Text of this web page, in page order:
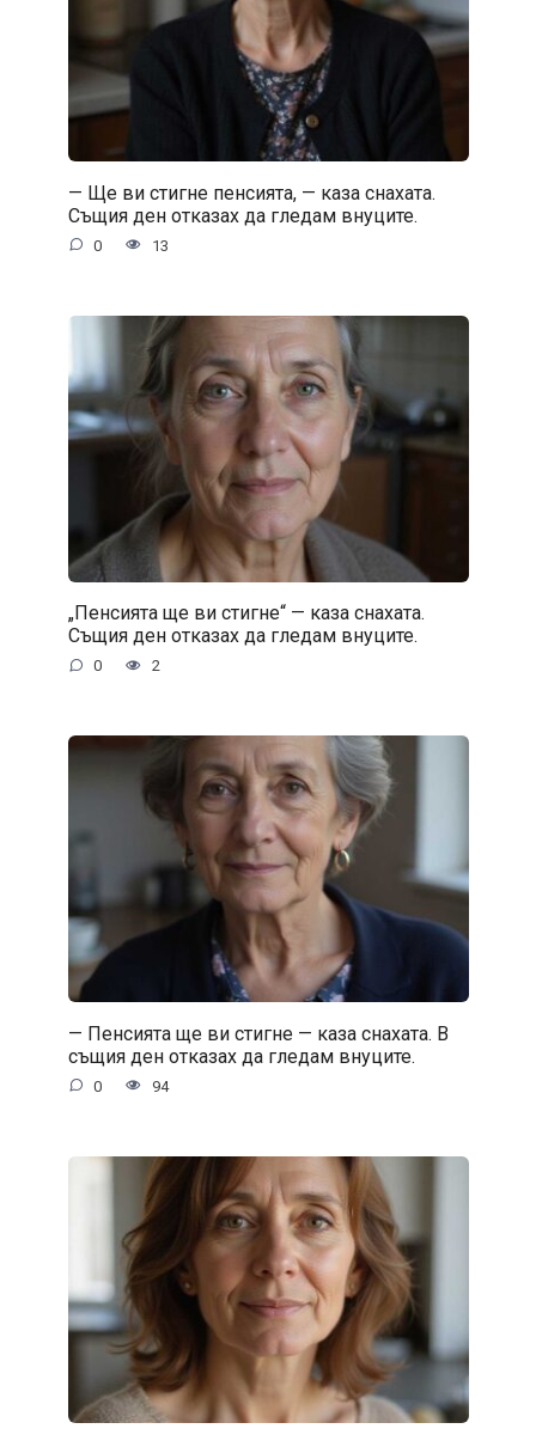
— Ще ви стигне пенсията, — каза снахата.
Същия ден отказах да гледам внуците.
0 13
„Пенсията ще ви стигне“ — каза снахата.
Същия ден отказах да гледам внуците.
0 2
— Пенсията ще ви стигне — каза снахата. В
същия ден отказах да гледам внуците.
0 94